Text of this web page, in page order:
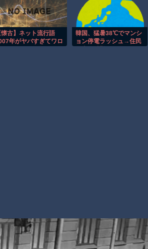
漫画「GANTZ」がAmazonでなんと全巻100円
だけマシと見るべきか。今はもう合葬墓ばかり
さすまた、限界突破ｗｗｗｗｗｗ
懐古】ネット流行語
年がヤバすぎてワロ
韓国、猛暑38℃でマンシ
ョン停電ラッシュ→住民